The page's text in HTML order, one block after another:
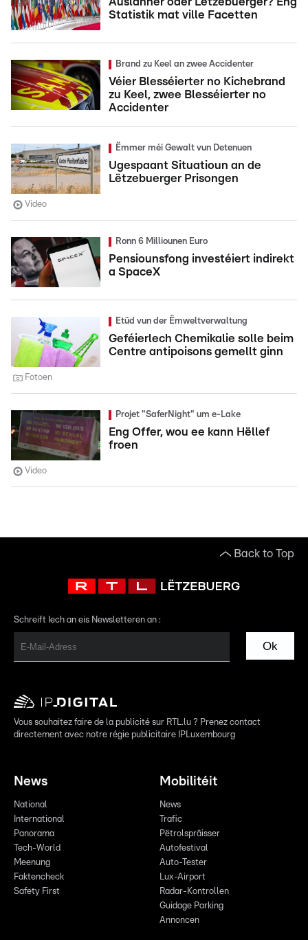
Statistik mat ville Facetten
Brand zu Keel an zwee Accidenter
Véier Blesséierter no Kichebrand
zu Keel, zwee Blesséierter no
Accidenter
Ëmmer méi Gewalt vun Detenuen
Ugespaant Situatioun an de
Lëtzebuerger Prisongen
Video
Ronn 6 Milliounen Euro
Pensiounsfong investéiert indirekt
a SpaceX
Etüd vun der Ëmweltverwaltung
Geféierlech Chemikalie solle beim
Centre antipoisons gemellt ginn
Fotoen
Projet "SaferNight" um e-Lake
Eng Offer, wou ee kann Hëllef
froen
Video
Back to Top
Schreift Iech an eis Newsletteren an :
Ok
Vous souhaitez faire de la publicité sur RTL.lu ? Prenez contact
directement avec notre régie publicitaire IPLuxembourg
News
National
International
Panorama
Tech-World
Meenung
Faktencheck
Safety First
Mobilitéit
News
Trafic
Pëtrolspräisser
Autofestival
Auto-Tester
Lux-Airport
Radar-Kontrollen
Guidage Parking
Annoncen